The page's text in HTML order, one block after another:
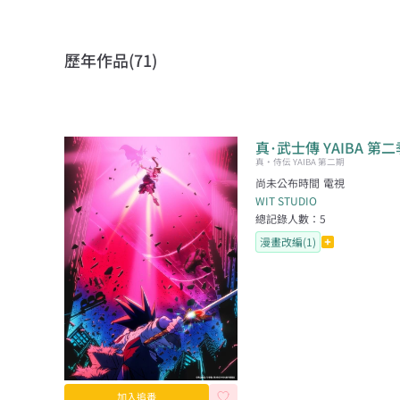
歷年作品(71)
加入追番
真･武士傳 YAIBA 第二
真•侍伝 YAIBA 第二期
尚未公布時間 電視
WIT STUDIO
總記錄人數： 5
漫畫改編(1)